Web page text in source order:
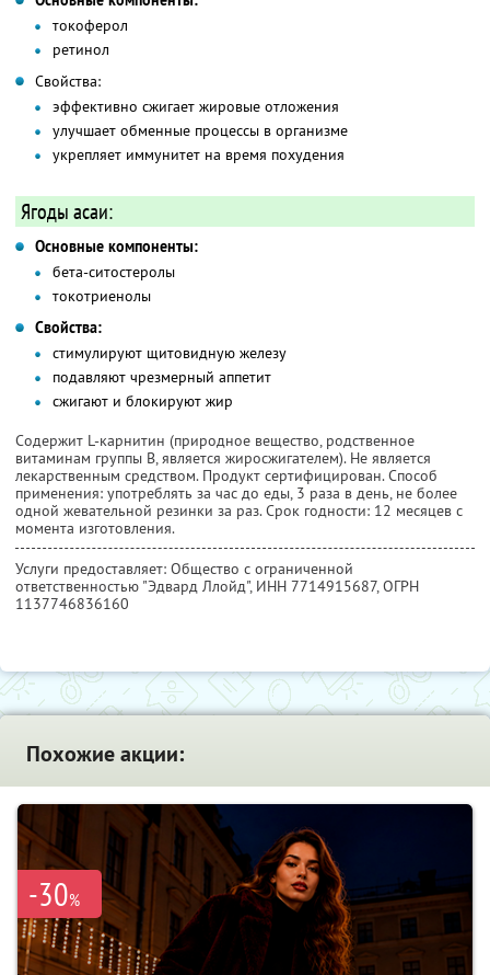
токоферол
ретинол
Свойства:
эффективно сжигает жировые отложения
улучшает обменные процессы в организме
укрепляет иммунитет на время похудения
Ягоды асаи:
Основные компоненты:
бета-ситостеролы
токотриенолы
Свойства:
стимулируют щитовидную железу
подавляют чрезмерный аппетит
сжигают и блокируют жир
Содержит L-карнитин (природное вещество, родственное
витаминам группы В, является жиросжигателем). Не является
лекарственным средством. Продукт сертифицирован. Способ
применения: употреблять за час до еды, 3 раза в день, не более
одной жевательной резинки за раз. Срок годности: 12 месяцев с
момента изготовления.
Услуги предоставляет: Общество с ограниченной
ответственностью "Эдвард Ллойд", ИНН 7714915687, ОГРН
1137746836160
Похожие акции:
-30%